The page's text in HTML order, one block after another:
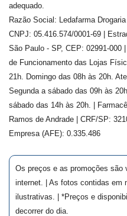
adequado.
Razão Social: Ledafarma
CNPJ: 05.416.574/0001-69 |
São Paulo - SP, CEP: 02991-000
de Funcionamento das Lojas
21h. Domingo das 08h às 20h.
Segunda a sábado das 09h às
sábado das 14h às 20h. |
Ramos de Andrade
| CRF/SP:
Empresa (AFE): 0.335.486
Os preços e as promoções são
internet. | As fotos contidas em
ilustrativas. | *Preços e
decorrer do dia.